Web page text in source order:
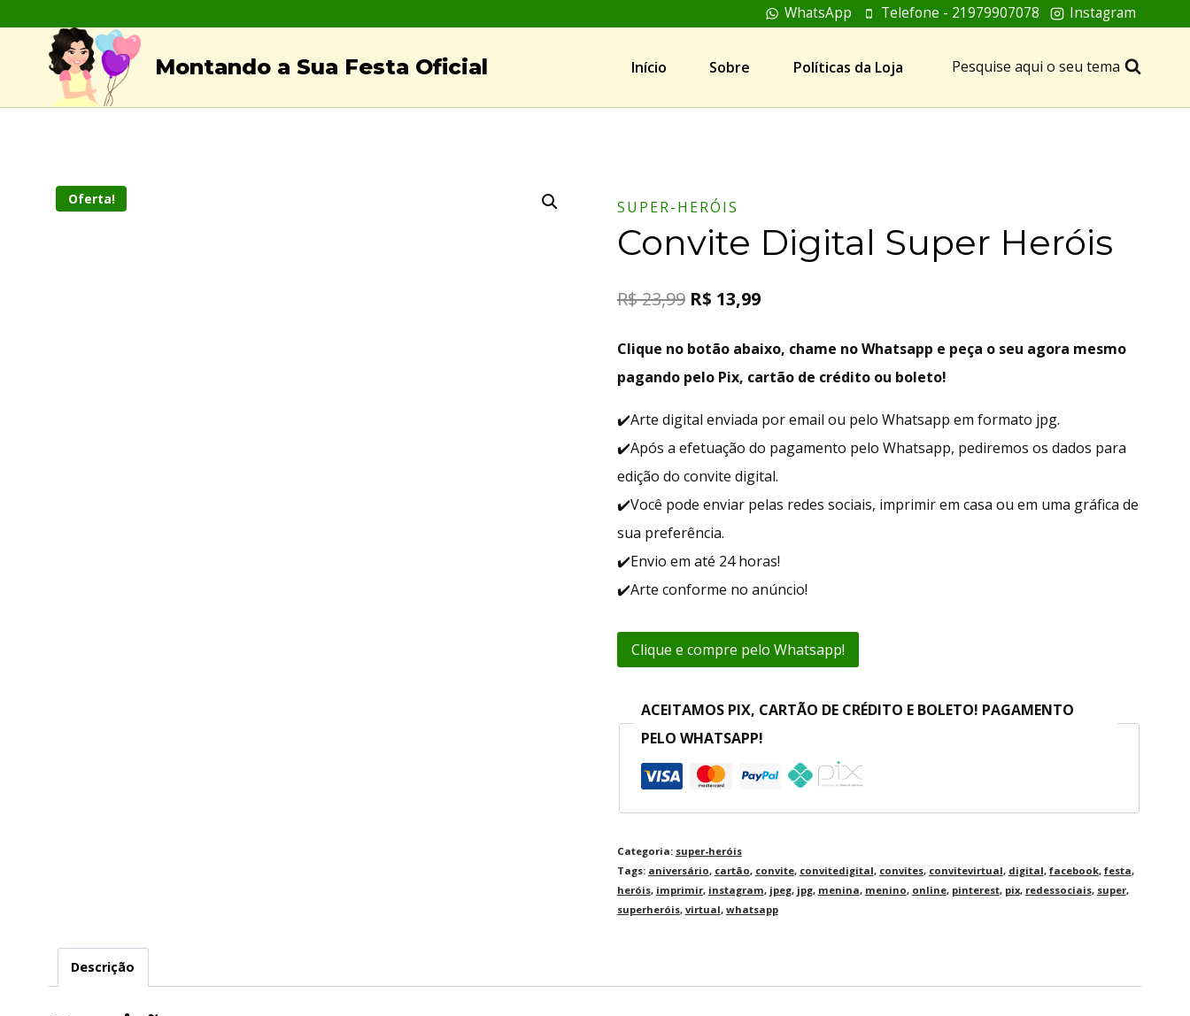
content
WhatsApp Telefone - 21979907078 Instagram
Montando a Sua Festa Oficial Início Sobre Políticas da Loja Pesquise aqui o seu tema
Oferta! SUPER-HERÓIS
Convite Digital Super Heróis
R$23,99 R$ 13,99
Clique no botão abaixo, chame no Whatsapp e peça o seu agora mesmo
pagando pelo Pix, cartão de crédito ou boleto!
✔️Arte digital enviada por email ou pelo Whatsapp em formato jpg.
✔️Após a efetuação do pagamento pelo Whatsapp, pediremos os dados para
edição do convite digital.
✔️Você pode enviar pelas redes sociais, imprimir em casa ou em uma gráfica de
sua preferência.
✔️Envio em até 24 horas!
✔️Arte conforme no anúncio!
Clique e compre pelo Whatsapp!
ACEITAMOS PIX, CARTÃO DE CRÉDITO E BOLETO! PAGAMENTO
PELO WHATSAPP!
Categoria: super-heróis
Tags: aniversário, cartão, convite, convitedigital, convites, convitevirtual, digital, facebook, festa,
heróis, imprimir, instagram, jpeg, jpg, menina, menino, online, pinterest, pix, redessociais, super,
superheróis, virtual, whatsapp
Descrição